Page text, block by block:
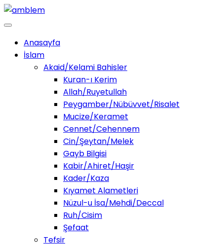
Anasayfa
İslam
Akaid/Kelami Bahisler
Kuran-ı Kerim
Allah/Ruyetullah
Peygamber/Nübüvvet/Risalet
Mucize/Keramet
Cennet/Cehennem
Cin/Şeytan/Melek
Gayb Bilgisi
Kabir/Ahiret/Haşir
Kader/Kaza
Kıyamet Alametleri
Nüzul-u İsa/Mehdi/Deccal
Ruh/Cisim
Şefaat
Tefsir